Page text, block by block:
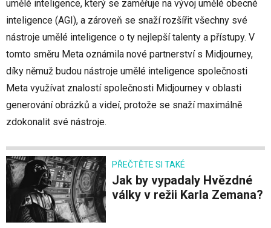
umělé inteligence, který se zaměřuje na vývoj umělé obecné
inteligence (AGI), a zároveň se snaží rozšířit všechny své
nástroje umělé inteligence o ty nejlepší talenty a přístupy. V
tomto směru Meta oznámila nové partnerství s Midjourney,
díky němuž budou nástroje umělé inteligence společnosti
Meta využívat znalostí společnosti Midjourney v oblasti
generování obrázků a videí, protože se snaží maximálně
zdokonalit své nástroje.
PŘEČTĚTE SI TAKÉ
Jak by vypadaly Hvězdné
války v režii Karla Zemana?